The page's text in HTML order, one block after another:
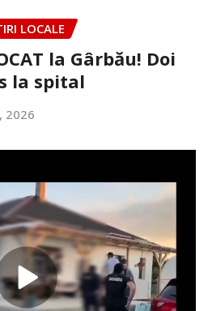
LOCALE
la Gârbău! Doi
la spital
2026